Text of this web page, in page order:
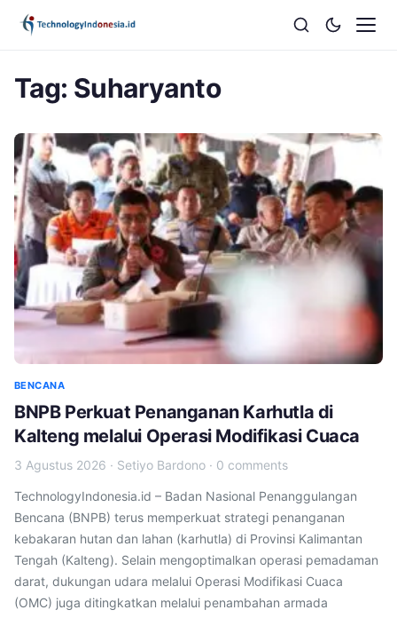
Tag: Suharyanto
BENCANA
BNPB Perkuat Penanganan Karhutla di
Kalteng melalui Operasi Modifikasi Cuaca
3 Agustus 2026 · Setiyo Bardono · 0 comments
TechnologyIndonesia.id – Badan Nasional Penanggulangan
Bencana (BNPB) terus memperkuat strategi penanganan
kebakaran hutan dan lahan (karhutla) di Provinsi Kalimantan
Tengah (Kalteng). Selain mengoptimalkan operasi pemadaman
darat, dukungan udara melalui Operasi Modifikasi Cuaca
(OMC) juga ditingkatkan melalui penambahan armada